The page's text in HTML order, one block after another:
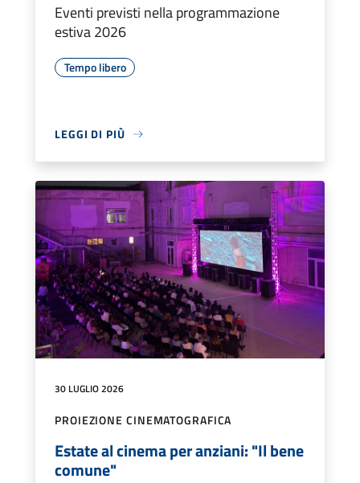
Eventi previsti nella programmazione
estiva 2026
Tempo libero
LEGGI DI PIÙ
30 LUGLIO 2026
PROIEZIONE CINEMATOGRAFICA
Estate al cinema per anziani: "Il bene
comune"